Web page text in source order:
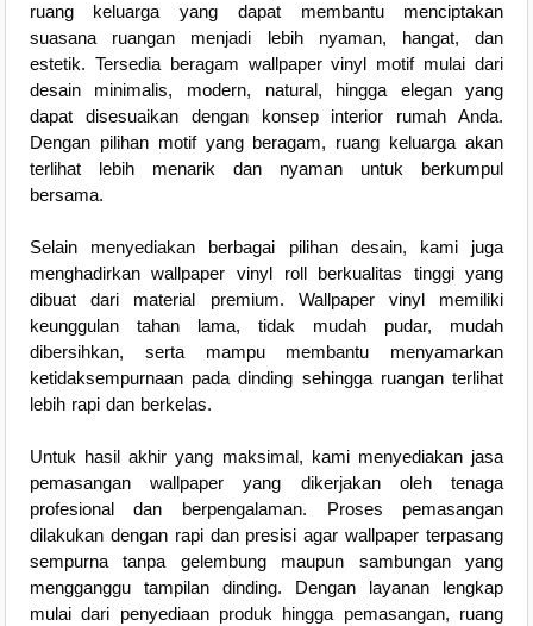
ruang keluarga yang dapat membantu menciptakan
suasana ruangan menjadi lebih nyaman, hangat, dan
estetik. Tersedia beragam wallpaper vinyl motif mulai dari
desain minimalis, modern, natural, hingga elegan yang
dapat disesuaikan dengan konsep interior rumah Anda.
Dengan pilihan motif yang beragam, ruang keluarga akan
terlihat lebih menarik dan nyaman untuk berkumpul
bersama.
Selain menyediakan berbagai pilihan desain, kami juga
menghadirkan wallpaper vinyl roll berkualitas tinggi yang
dibuat dari material premium. Wallpaper vinyl memiliki
keunggulan tahan lama, tidak mudah pudar, mudah
dibersihkan, serta mampu membantu menyamarkan
ketidaksempurnaan pada dinding sehingga ruangan terlihat
lebih rapi dan berkelas.
Untuk hasil akhir yang maksimal, kami menyediakan jasa
pemasangan wallpaper yang dikerjakan oleh tenaga
profesional dan berpengalaman. Proses pemasangan
dilakukan dengan rapi dan presisi agar wallpaper terpasang
sempurna tanpa gelembung maupun sambungan yang
mengganggu tampilan dinding. Dengan layanan lengkap
mulai dari penyediaan produk hingga pemasangan, ruang